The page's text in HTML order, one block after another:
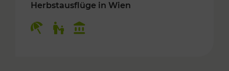
Herbstausflüge in Wien